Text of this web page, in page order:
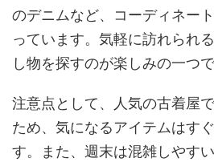
のデニムなど、コーディネー
っています。気軽に訪れられ
し物を探すのが楽しみの一つで
注意点として、人気の古着屋
ため、気になるアイテムはす
す。また、週末は混雑しやす